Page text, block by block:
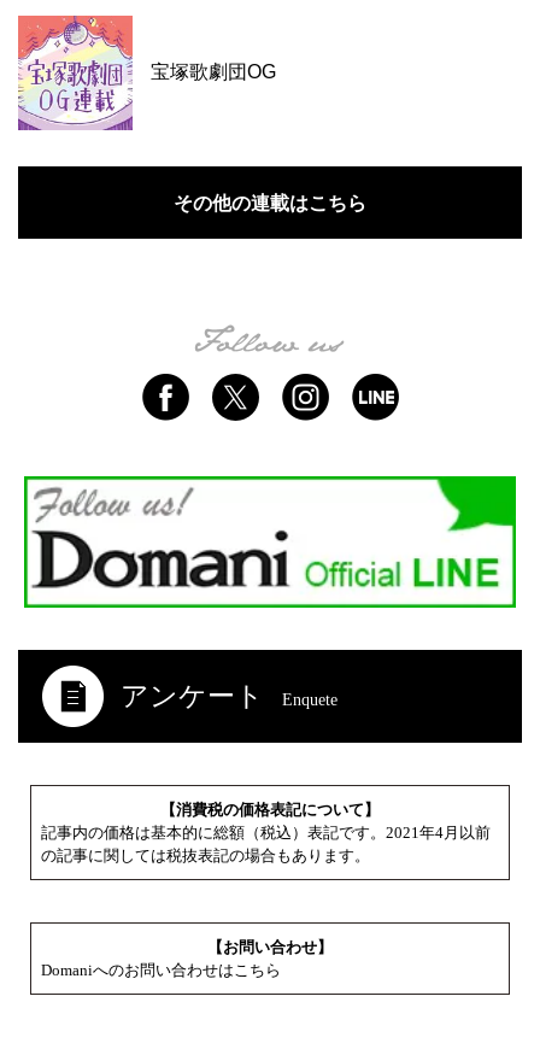
宝塚歌劇団OG
その他の連載はこちら
アンケート Enquete
【消費税の価格表記について】
記事内の価格は基本的に総額（税込）表記です。2021年4月以前
の記事に関しては税抜表記の場合もあります。
【お問い合わせ】
Domaniへのお問い合わせはこちら